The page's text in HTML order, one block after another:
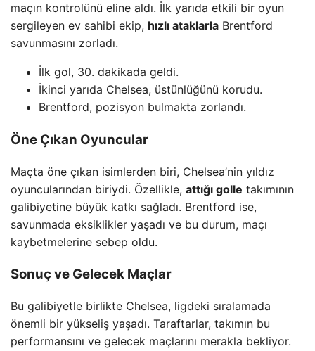
maçın kontrolünü eline aldı. İlk yarıda etkili bir oyun
sergileyen ev sahibi ekip, hızlı ataklarla Brentford
savunmasını zorladı.
İlk gol, 30. dakikada geldi.
İkinci yarıda Chelsea, üstünlüğünü korudu.
Brentford, pozisyon bulmakta zorlandı.
Öne Çıkan Oyuncular
Maçta öne çıkan isimlerden biri, Chelsea’nin yıldız
oyuncularından biriydi. Özellikle, attığı golle takımının
galibiyetine büyük katkı sağladı. Brentford ise,
savunmada eksiklikler yaşadı ve bu durum, maçı
kaybetmelerine sebep oldu.
Sonuç ve Gelecek Maçlar
Bu galibiyetle birlikte Chelsea, ligdeki sıralamada
önemli bir yükseliş yaşadı. Taraftarlar, takımın bu
performansını ve gelecek maçlarını merakla bekliyor.